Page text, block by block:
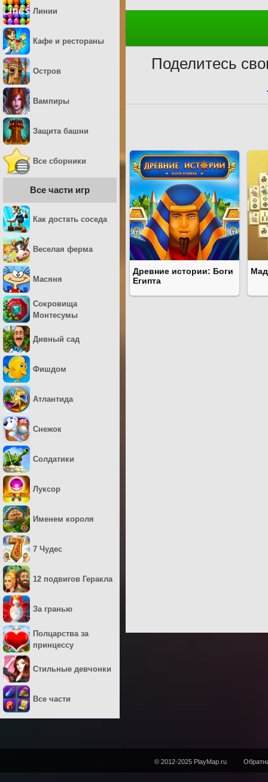
Поделитесь
Древние истории: Боги
Египта
Линии
Кафе и рестораны
Остров
Вампиры
Защита башни
Все сборники
Все части игр
Как достать соседа
Веселая ферма
Масяня
Сокровища
Монтесумы
Дивный сад
Фишдом
Атлантида
Снежок
Солдатики
Луксор
Именем короля
7 Чудес
12 подвигов Геракла
За гранью
Полцарства за
принцессу
Стильные девчонки
Все части
© 2012-2025 PlayMap.ru